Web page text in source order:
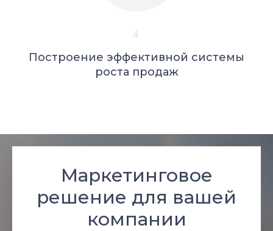
4
Построение эффективной системы
роста продаж
Маркетинговое
решение для вашей
компании